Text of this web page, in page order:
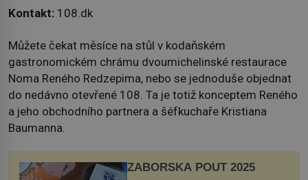
Kontakt: 108.dk
Můžete čekat měsíce na stůl v kodaňském
gastronomickém chrámu dvoumichelinské restaurace
Noma Reného Redzepima, nebo se jednoduše objednat
do nedávno otevřené 108. Ta je totiž konceptem Reného
a jeho obchodního partnera a šéfkuchaře Kristiana
Baumanna.
ZÁBOŘSKÁ POUŤ 2025